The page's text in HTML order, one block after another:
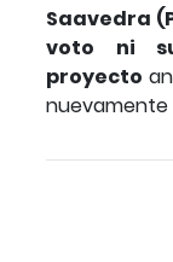
Saavedra
voto ni
proyecto
nuevamente